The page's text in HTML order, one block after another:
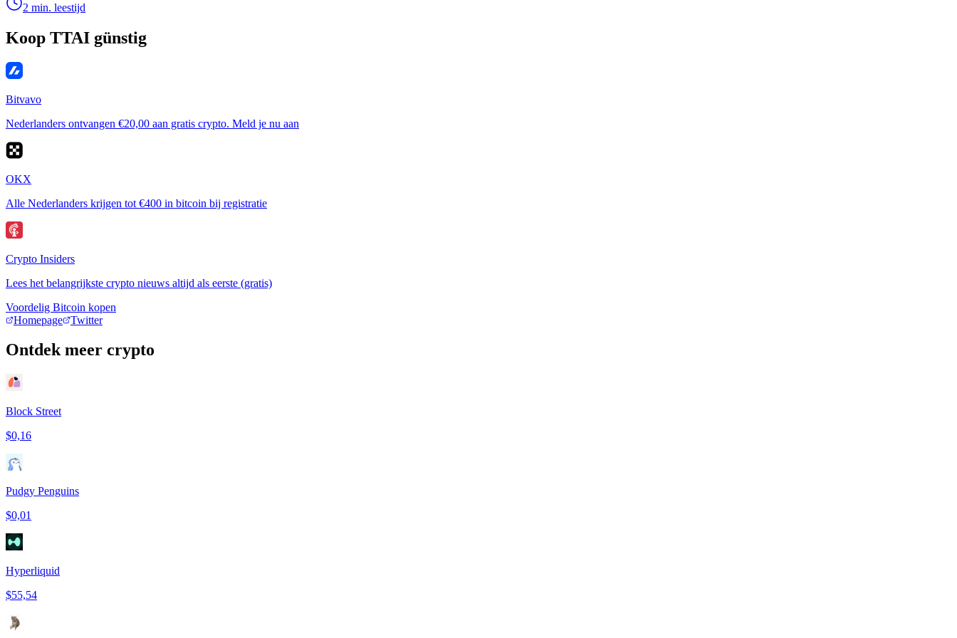
2 min. leestijd
Koop TTAI günstig
Bitvavo
Nederlanders ontvangen €20,00 aan gratis crypto. Meld je nu aan
OKX
Alle Nederlanders krijgen tot €400 in bitcoin bij registratie
Crypto Insiders
Lees het belangrijkste crypto nieuws altijd als eerste (gratis)
Voordelig Bitcoin kopen
Homepage
Twitter
Ontdek meer crypto
Block Street
$0,16
Pudgy Penguins
$0,01
Hyperliquid
$55,54